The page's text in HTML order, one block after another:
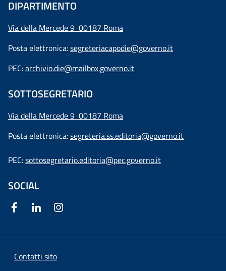
DIPARTIMENTO
Via della Mercede 9 00187 Roma
Posta elettronica:segreteriacapodie@governo.it
PEC:archivio.die@mailbox.governo.it
SOTTOSEGRETARIO
Via della Mercede 9 00187 Roma
Posta elettronica:segreteria.ss.editoria@governo.it
PEC:sottosegretario.editoria@pec.governo.it
SOCIAL
Contatti sito